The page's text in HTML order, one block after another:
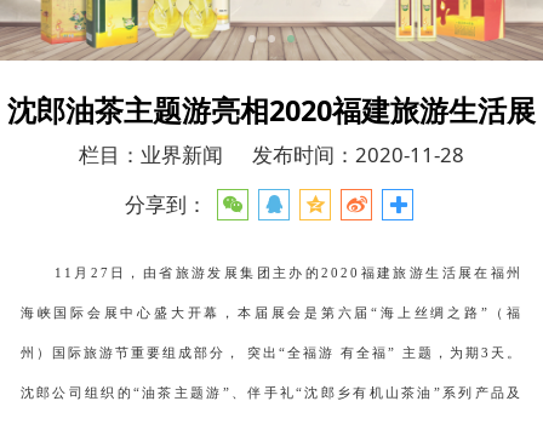
沈郎油茶主题游亮相2020福建旅游生活展
栏目：业界新闻
发布时间：2020-11-28
分享到：
11月27日，由省旅游发展集团主办的2020福建旅游生活展在福州
海峡国际会展中心盛大开幕，本届展会是第六届“海上丝绸之路”（福
州）国际旅游节重要组成部分， 突出“全福游 有全福” 主题，为期3天。
沈郎公司组织的“油茶主题游”、伴手礼“沈郎乡有机山茶油”系列产品及